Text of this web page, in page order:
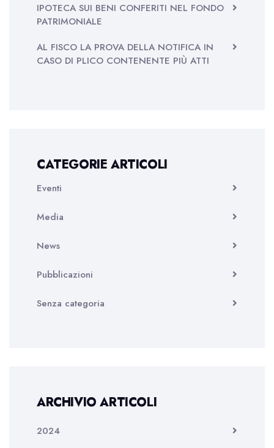
IPOTECA SUI BENI CONFERITI NEL FONDO
PATRIMONIALE
AL FISCO LA PROVA DELLA NOTIFICA IN
CASO DI PLICO CONTENENTE PIÙ ATTI
CATEGORIE ARTICOLI
Eventi
Media
News
Pubblicazioni
Senza categoria
ARCHIVIO ARTICOLI
2024